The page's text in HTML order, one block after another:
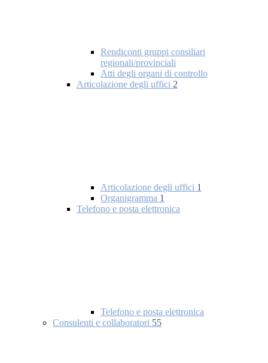
Rendiconti gruppi consiliari
regionali/provinciali
Atti degli organi di controllo
Articolazione degli uffici 2
Articolazione degli uffici 1
Organigramma 1
Telefono e posta elettronica
Telefono e posta elettronica
Consulenti e collaboratori 55